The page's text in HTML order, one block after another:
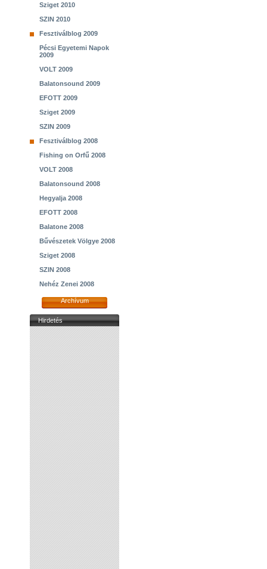
Sziget 2010
SZIN 2010
Fesztiválblog 2009
Pécsi Egyetemi Napok
2009
VOLT 2009
Balatonsound 2009
EFOTT 2009
Sziget 2009
SZIN 2009
Fesztiválblog 2008
Fishing on Orfű 2008
VOLT 2008
Balatonsound 2008
Hegyalja 2008
EFOTT 2008
Balatone 2008
Bűvészetek Völgye 2008
Sziget 2008
SZIN 2008
Nehéz Zenei 2008
Archívum
Hirdetés